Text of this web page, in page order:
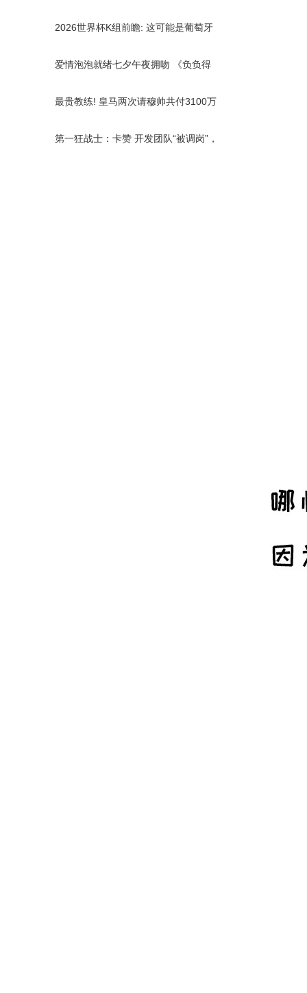
2026世界杯K组前瞻: 这可能是葡萄牙
爱情泡泡就绪七夕午夜拥吻 《负负得
最贵教练! 皇马两次请穆帅共付3100万
第一狂战士：卡赞 开发团队“被调岗”，